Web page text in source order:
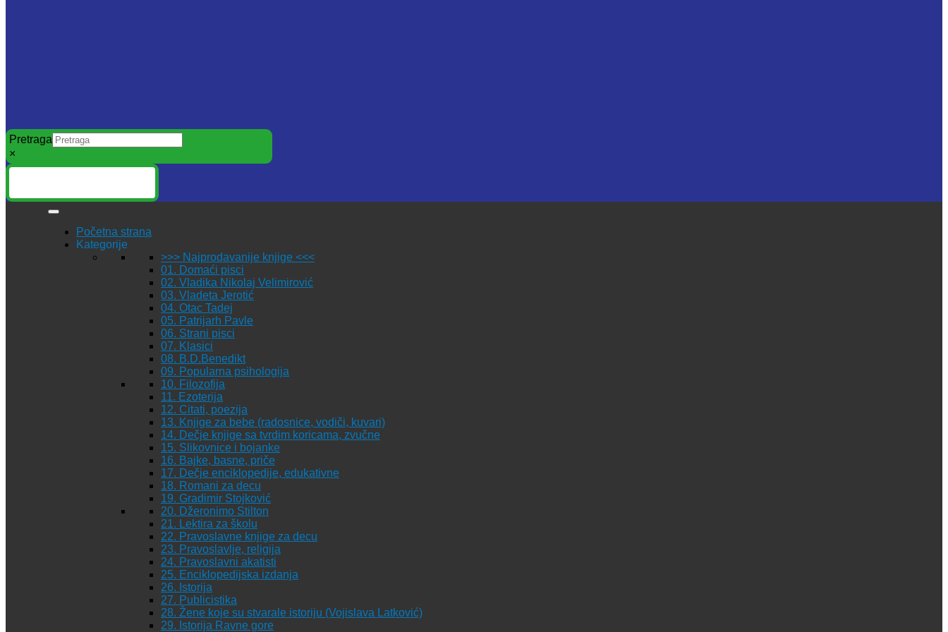
Pretraga
×
Početna strana
Kategorije
>>> Najprodavanije knjige <<<
01. Domaći pisci
02. Vladika Nikolaj Velimirović
03. Vladeta Jerotić
04. Otac Tadej
05. Patrijarh Pavle
06. Strani pisci
07. Klasici
08. B.D.Benedikt
09. Popularna psihologija
10. Filozofija
11. Ezoterija
12. Citati, poezija
13. Knjige za bebe (radosnice, vodiči, kuvari)
14. Dečje knjige sa tvrdim koricama, zvučne
15. Slikovnice i bojanke
16. Bajke, basne, priče
17. Dečje enciklopedije, edukativne
18. Romani za decu
19. Gradimir Stojković
20. Džeronimo Stilton
21. Lektira za školu
22. Pravoslavne knjige za decu
23. Pravoslavlje, religija
24. Pravoslavni akatisti
25. Enciklopedijska izdanja
26. Istorija
27. Publicistika
28. Žene koje su stvarale istoriju (Vojislava Latković)
29. Istorija Ravne gore